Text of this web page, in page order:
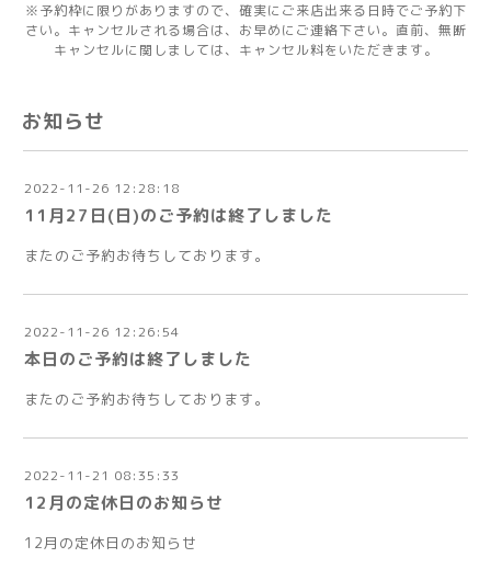
※予約枠に限りがありますので、確実にご来店出来る日時でご予約下
さい。キャンセルされる場合は、お早めにご連絡下さい。直前、無断
キャンセルに関しましては、キャンセル料をいただきます。
お知らせ
2022-11-26 12:28:18
11月27日(日)のご予約は終了しました
またのご予約お待ちしております。
2022-11-26 12:26:54
本日のご予約は終了しました
またのご予約お待ちしております。
2022-11-21 08:35:33
12月の定休日のお知らせ
12月の定休日のお知らせ